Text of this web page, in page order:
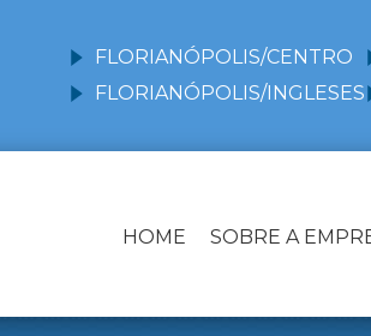
FLORIANÓPOLIS/CENTRO
FLORIANÓPOLIS/INGLESES
HOME SOBRE A